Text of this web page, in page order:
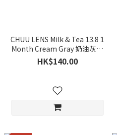
CHUU LENS Milk & Tea 13.8 1
Month Cream Gray 奶油灰｜
月抛彩妆隐形眼镜｜每盒2片
HK$140.00